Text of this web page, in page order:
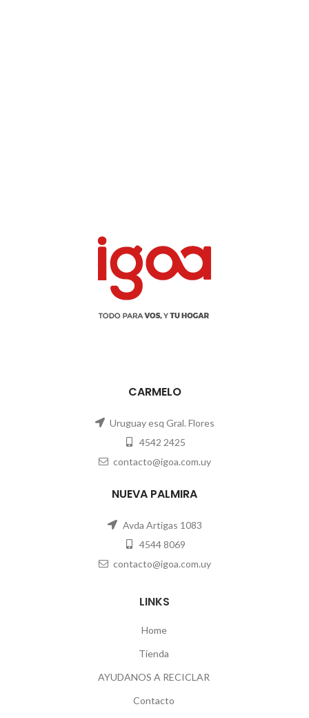
CARMELO
Uruguay esq Gral. Flores
4542 2425
contacto@igoa.com.uy
NUEVA PALMIRA
Avda Artigas 1083
4544 8069
contacto@igoa.com.uy
LINKS
Home
Tienda
AYUDANOS A RECICLAR
Contacto